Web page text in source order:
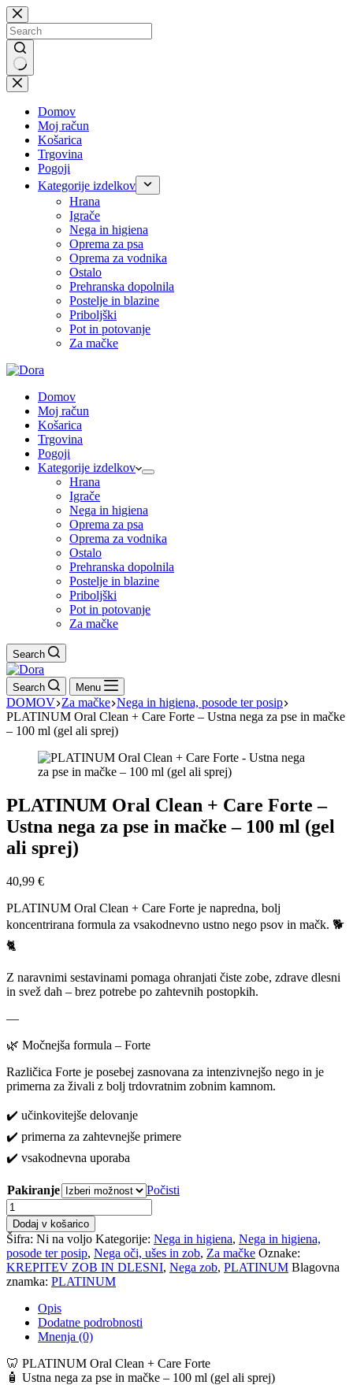
Skip
to
content
No
results
Domov
Moj račun
Košarica
Trgovina
Pogoji
Kategorije izdelkov
Hrana
Igrače
Nega in higiena
Oprema za psa
Oprema za vodnika
Ostalo
Prehranska dopolnila
Postelje in blazine
Priboljški
Pot in potovanje
Za mačke
Domov
Moj račun
Košarica
Trgovina
Pogoji
Kategorije izdelkov
Hrana
Igrače
Nega in higiena
Oprema za psa
Oprema za vodnika
Ostalo
Prehranska dopolnila
Postelje in blazine
Priboljški
Pot in potovanje
Za mačke
Search
Search Menu
DOMOV Za mačke Nega in higiena, posode ter posip
PLATINUM Oral Clean + Care Forte – Ustna nega za pse in mačke
– 100 ml (gel ali sprej)
PLATINUM Oral Clean + Care Forte –
Ustna nega za pse in mačke – 100 ml (gel
ali sprej)
40,99 €
PLATINUM Oral Clean + Care Forte je napredna, bolj
koncentrirana formula za vsakodnevno ustno nego psov in mačk. 🐕
🐈
Z naravnimi sestavinami pomaga ohranjati čiste zobe, zdrave dlesni
in svež dah – brez potrebe po zahtevnih postopkih.
—
🌿 Močnejša formula – Forte
Različica Forte je posebej zasnovana za intenzivnejšo nego in je
primerna za živali z bolj trdovratnim zobnim kamnom.
✔️ učinkovitejše delovanje
✔️ primerna za zahtevnejše primere
✔️ vsakodnevna uporaba
Pakiranje
Počisti
PLATINUM
Oral
Clean
+
Care
Forte
-
Ustna
nega
in
mačke
Dodaj v košarico
Šifra: Ni na voljo Kategorije: Nega in higiena, Nega in higiena,
posode ter posip, Nega oči, ušes in zob, Za mačke Oznake:
KREPITEV ZOB IN DLESNI, Nega zob, PLATINUM Blagovna
znamka: PLATINUM
Opis
Dodatne podrobnosti
Mnenja (0)
🦷 PLATINUM Oral Clean + Care Forte
🧴 Ustna nega za pse in mačke – 100 ml (gel ali sprej)